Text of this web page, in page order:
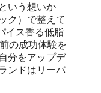
いう想いか
ク）で整えて
イス香る低脂
の成功体験を
分をアップデ
ンドはリーバ